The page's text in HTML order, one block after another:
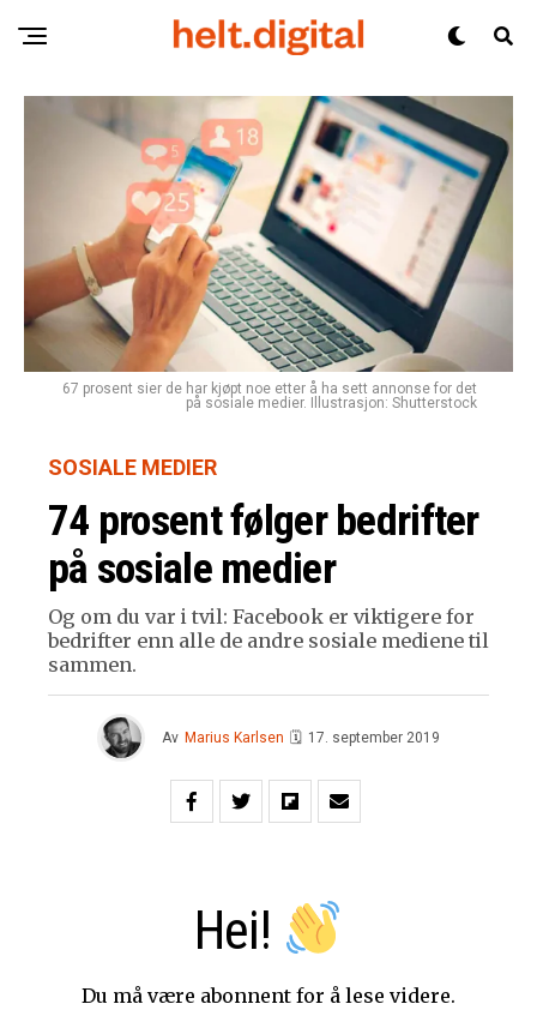
67 prosent sier de har kjøpt noe etter å ha sett annonse for det
på sosiale medier. Illustrasjon: Shutterstock
SOSIALE MEDIER
74 prosent følger bedrifter
på sosiale medier
Og om du var i tvil: Facebook er viktigere for
bedrifter enn alle de andre sosiale mediene til
sammen.
Av Marius Karlsen 🗓 17. september 2019
Hei!
Du må være abonnent for å lese videre.